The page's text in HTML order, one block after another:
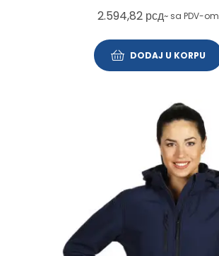
2.594,82 рсд~ sa PDV-om
DODAJ U KORPU